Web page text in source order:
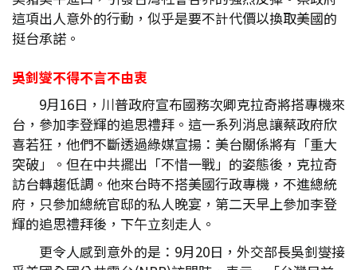
這項出人意外的行動，似乎是要不計代價以換取美國的
挺台承諾。
吳釗燮不得不言不由衷
9月16日，川普政府宣布國務次卿克拉奇將搭專機來
台，參加李登輝的追思禮拜。這一系列消息讓蔡政府欣
喜若狂，他們不斷透過綠媒宣揚：美台關係將有「重大
突破」。但在中共擺出「不惜一戰」的姿態後，克拉奇
訪台轉趨低調。他來台時不搭美國行政專機，不進總統
府，只參加總統官邸的私人晚宴，第二天早上參加李登
輝的追思禮拜後，下午立刻走人。
更令人感到意外的是：9月20日，外交部長吳釗燮接